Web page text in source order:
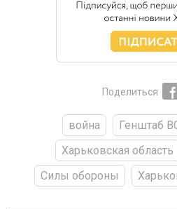
Поделиться
война Генштаб
Харьковская область
Силы обороны